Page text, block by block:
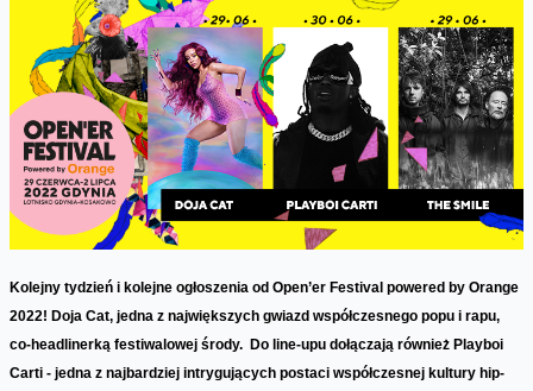
Kolejny tydzień i kolejne ogłoszenia od Open’er Festival powered by Orange
2022! Doja Cat, jedna z największych gwiazd współczesnego popu i rapu,
co-headlinerką festiwalowej środy. Do line-upu dołączają również Playboi
Carti - jedna z najbardziej intrygujących postaci współczesnej kultury hip-